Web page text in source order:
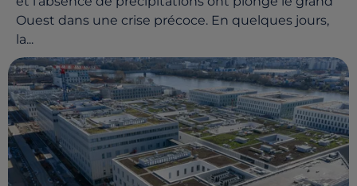
Ouest dans une crise précoce. En quelques jours,
la...